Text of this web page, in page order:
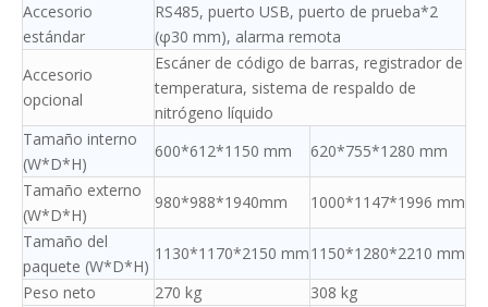
Accesorio
estándar
RS485, puerto USB, puerto de prueba*2
(φ30 mm), alarma remota
Accesorio
opcional
Escáner de código de barras, registrador de
temperatura, sistema de respaldo de
nitrógeno líquido
Tamaño interno
(W*D*H)
600*612*1150 mm
620*755*1280 mm
Tamaño externo
(W*D*H)
980*988*1940mm
1000*1147*1996 mm
Tamaño del
paquete (W*D*H)
1130*1170*2150 mm1150*1280*2210 mm
Peso neto
270 kg
308 kg